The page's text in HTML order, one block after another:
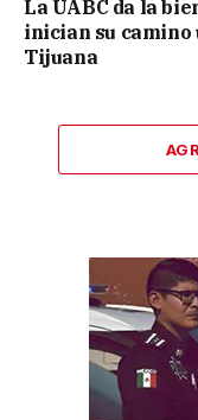
La UABC da la
inician su
Tijuana